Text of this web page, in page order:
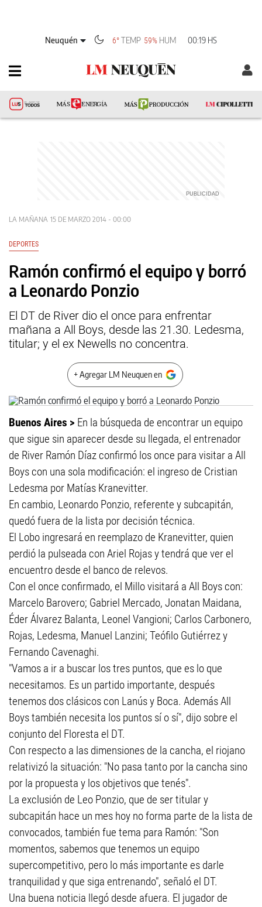
Neuquén 6°TEMP 59% HUM 00:19 HS
LA MAÑANA 15 DE MARZO 2014 - 00:00
DEPORTES
Ramón confirmó el equipo y borró
a Leonardo Ponzio
El DT de River dio el once para enfrentar
mañana a All Boys, desde las 21.30. Ledesma,
titular; y el ex Newells no concentra.
+ Agregar LM Neuquen en
Buenos Aires > En la búsqueda de encontrar un equipo
que sigue sin aparecer desde su llegada, el entrenador
de River Ramón Díaz confirmó los once para visitar a All
Boys con una sola modificación: el ingreso de Cristian
Ledesma por Matías Kranevitter.
En cambio, Leonardo Ponzio, referente y subcapitán,
quedó fuera de la lista por decisión técnica.
El Lobo ingresará en reemplazo de Kranevitter, quien
perdió la pulseada con Ariel Rojas y tendrá que ver el
encuentro desde el banco de relevos.
Con el once confirmado, el Millo visitará a All Boys con:
Marcelo Barovero; Gabriel Mercado, Jonatan Maidana,
Éder Álvarez Balanta, Leonel Vangioni; Carlos Carbonero,
Rojas, Ledesma, Manuel Lanzini; Teófilo Gutiérrez y
Fernando Cavenaghi.
"Vamos a ir a buscar los tres puntos, que es lo que
necesitamos. Es un partido importante, después
tenemos dos clásicos con Lanús y Boca. Además All
Boys también necesita los puntos sí o sí", dijo sobre el
conjunto del Floresta el DT.
Con respecto a las dimensiones de la cancha, el riojano
relativizó la situación: "No pasa tanto por la cancha sino
por la propuesta y los objetivos que tenés".
La exclusión de Leo Ponzio, que de ser titular y
subcapitán hace un mes hoy no forma parte de la lista de
convocados, también fue tema para Ramón: "Son
momentos, sabemos que tenemos un equipo
supercompetitivo, pero lo más importante es darle
tranquilidad y que siga entrenando", señaló el DT.
Una buena noticia llegó desde afuera. El jugador de